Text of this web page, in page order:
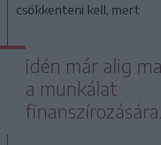
csökkenteni kell, mert
idén már alig
a munkálat
finanszírozására.